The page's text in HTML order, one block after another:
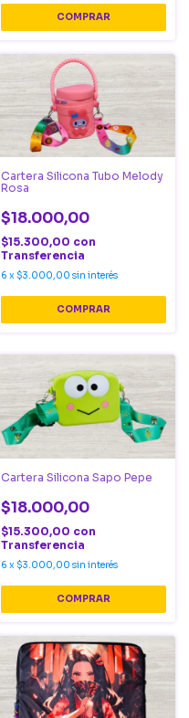
Cartera Silicona Tubo Melody
Rosa
$18.000,00
$15.300,00 con
Transferencia
6 x $3.000,00 sin interés
Cartera Silicona Sapo Pepe
$18.000,00
$15.300,00 con
Transferencia
6 x $3.000,00 sin interés